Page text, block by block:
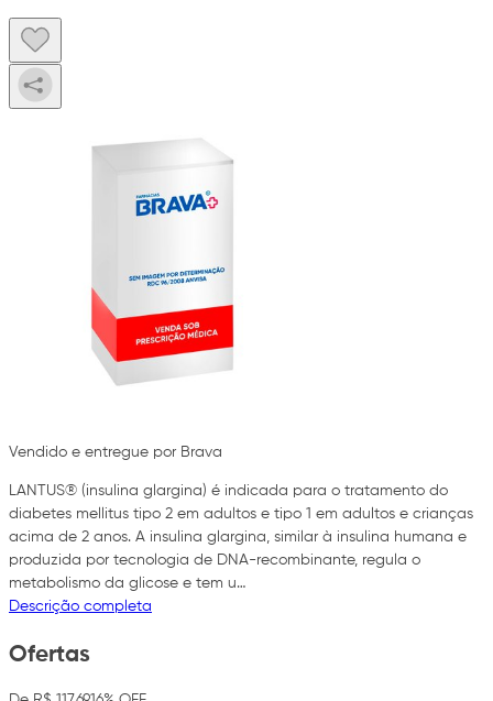
Vendido e entregue por Brava
LANTUS® (insulina glargina) é indicada para o tratamento do
diabetes mellitus tipo 2 em adultos e tipo 1 em adultos e crianças
acima de 2 anos. A insulina glargina, similar à insulina humana e
produzida por tecnologia de DNA-recombinante, regula o
metabolismo da glicose e tem u…
Descrição completa
Ofertas